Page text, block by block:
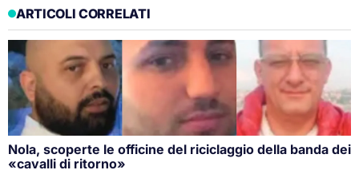
ARTICOLI CORRELATI
Nola, scoperte le officine del riciclaggio della banda dei
«cavalli di ritorno»